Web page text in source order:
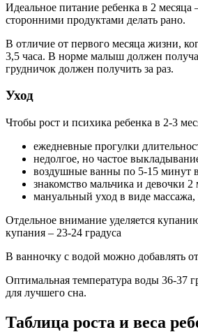
Идеальное питание ребенка в 2
сторонними продуктами делать рано.
В отличие от первого месяца жизни,
3,5 часа. В норме малыш должен
грудничок должен получить за раз.
Уход
Чтобы рост и психика ребенка в 2-3
ежедневные прогулки
недолгое, но частое
воздушные ванны по 5-15 минут
знакомство мальчика и девочки
мануальный уход в виде
Отдельное внимание уделяется
купания – 23-24 градуса
В ванночку с водой можно добавлять
Оптимальная температура воды 36-37
для лучшего сна.
Таблица роста и веса